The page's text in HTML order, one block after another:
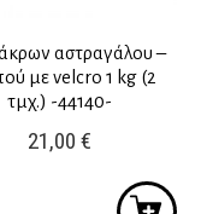
αστραγάλου –
με velcro 1 kg (2
τμχ.) -44140-
21,00 €